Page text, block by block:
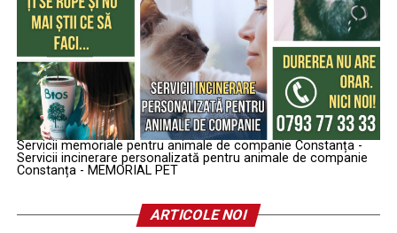
Servicii memoriale pentru animale de companie Constanța -
Servicii incinerare personalizată pentru animale de companie
Constanța - MEMORIAL PET
ARTICOLE NOI